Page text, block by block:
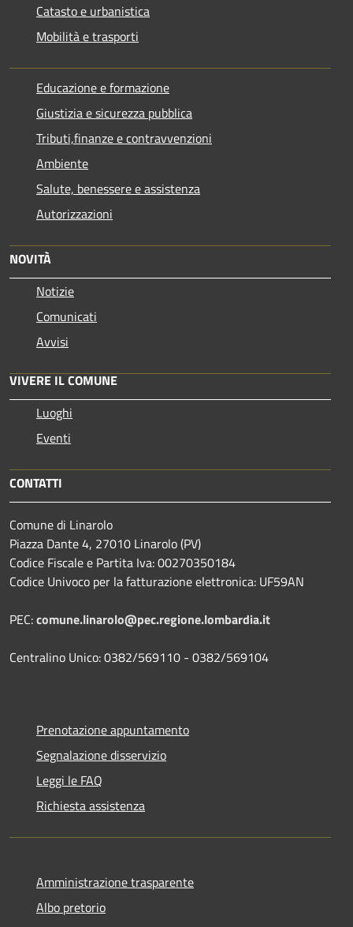
Catasto e urbanistica
Mobilità e trasporti
Educazione e formazione
Giustizia e sicurezza pubblica
Tributi,finanze e contravvenzioni
Ambiente
Salute, benessere e assistenza
Autorizzazioni
NOVITÀ
Notizie
Comunicati
Avvisi
VIVERE IL COMUNE
Luoghi
Eventi
CONTATTI
Comune di Linarolo
Piazza Dante 4, 27010 Linarolo (PV)
Codice Fiscale e Partita Iva: 00270350184
Codice Univoco per la fatturazione elettronica: UF59AN
PEC:comune.linarolo@pec.regione.lombardia.it
Centralino Unico: 0382/569110 - 0382/569104
Prenotazione appuntamento
Segnalazione disservizio
Leggi le FAQ
Richiesta assistenza
Amministrazione trasparente
Albo pretorio